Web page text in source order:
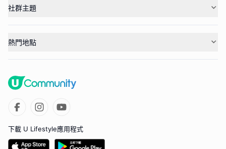
社群主題
熱門地點
下載 U Lifestyle應用程式